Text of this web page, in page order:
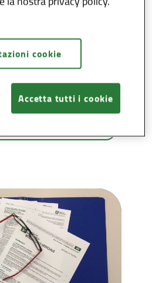
per glicookie
Accetta tutti i cookie